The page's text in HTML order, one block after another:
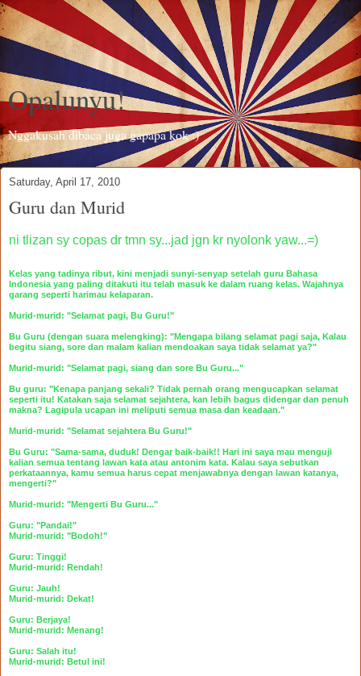
Opalunyu!
Nggakusah dibaca juga gapapa kok :)
Saturday, April 17, 2010
Guru dan Murid
ni tlizan sy copas dr tmn sy...jad jgn kr nyolonk yaw...=)
Kelas yang tadinya ribut, kini menjadi sunyi-senyap setelah guru Bahasa
Indonesia yang paling ditakuti itu telah masuk ke dalam ruang kelas. Wajahnya
garang seperti harimau kelaparan.
Murid-murid: "Selamat pagi, Bu Guru!"
Bu Guru (dengan suara melengking): "Mengapa bilang selamat pagi saja, Kalau
begitu siang, sore dan malam kalian mendoakan saya tidak selamat ya?"
Murid-murid: "Selamat pagi, siang dan sore Bu Guru..."
Bu guru: "Kenapa panjang sekali? Tidak pernah orang mengucapkan selamat
seperti itu! Katakan saja selamat sejahtera, kan lebih bagus didengar dan penuh
makna? Lagipula ucapan ini meliputi semua masa dan keadaan."
Murid-murid: "Selamat sejahtera Bu Guru!"
Bu Guru: "Sama-sama, duduk! Dengar baik-baik!! Hari ini saya mau menguji
kalian semua tentang lawan kata atau antonim kata. Kalau saya sebutkan
perkataannya, kamu semua harus cepat menjawabnya dengan lawan katanya,
mengerti?"
Murid-murid: "Mengerti Bu Guru..."
Guru: "Pandai!"
Murid-murid: "Bodoh!"
Guru: Tinggi!
Murid-murid: Rendah!
Guru: Jauh!
Murid-murid: Dekat!
Guru: Berjaya!
Murid-murid: Menang!
Guru: Salah itu!
Murid-murid: Betul ini!